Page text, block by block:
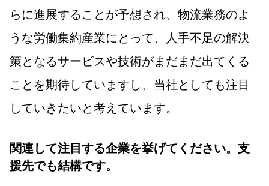
らに進展することが予想され、物流業務のよ
うな労働集約産業にとって、人手不足の解決
策となるサービスや技術がまだまだ出てくる
ことを期待していますし、当社としても注目
していきたいと考えています。
関連して注目する企業を挙げてください。支
援先でも結構です。